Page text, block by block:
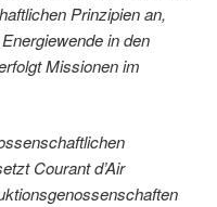
Prinzipien an,
in den
Missionen im
Courant d’Air